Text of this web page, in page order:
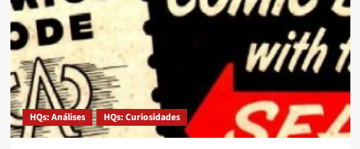
HQs: Análises HQs: Curiosidades